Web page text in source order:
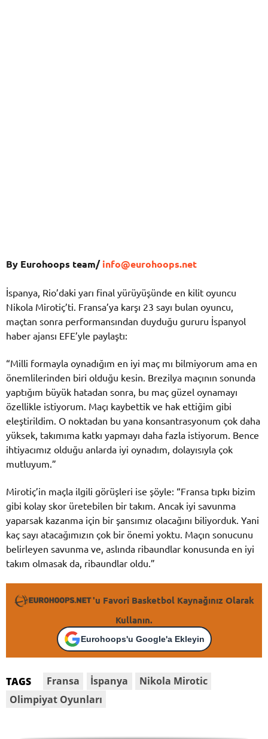
By Eurohoops team/info@eurohoops.net
İspanya, Rio’daki yarı final yürüyüşünde en kilit oyuncu
Nikola Mirotiç’ti. Fransa’ya karşı 23 sayı bulan oyuncu,
maçtan sonra performansından duyduğu gururu İspanyol
haber ajansı EFE’yle paylaştı:
“Milli formayla oynadığım en iyi maç mı bilmiyorum ama en
önemlilerinden biri olduğu kesin. Brezilya maçının sonunda
yaptığım büyük hatadan sonra, bu maç güzel oynamayı
özellikle istiyorum. Maçı kaybettik ve hak ettiğim gibi
eleştirildim. O noktadan bu yana konsantrasyonum çok daha
yüksek, takımıma katkı yapmayı daha fazla istiyorum. Bence
ihtiyacımız olduğu anlarda iyi oynadım, dolayısıyla çok
mutluyum.”
Mirotiç’in maçla ilgili görüşleri ise şöyle: “Fransa tıpkı bizim
gibi kolay skor üretebilen bir takım. Ancak iyi savunma
yaparsak kazanma için bir şansımız olacağını biliyorduk. Yani
kaç sayı atacağımızın çok bir önemi yoktu. Maçın sonucunu
belirleyen savunma ve, aslında ribaundlar konusunda en iyi
takım olmasak da, ribaundlar oldu.”
'u Favori Basketbol Kaynağınız Olarak
Kullanın.
Eurohoops'u Google'a Ekleyin
TAGS Fransa İspanya
Nikola Mirotic
Olimpiyat Oyunları